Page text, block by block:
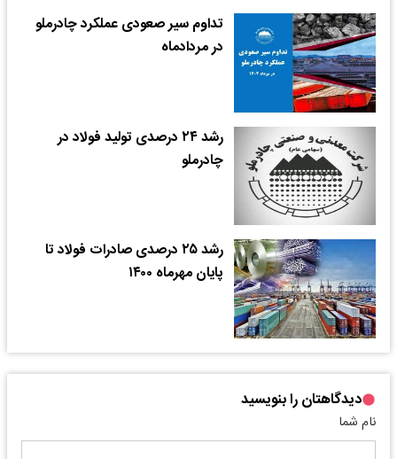
تداوم سیر صعودی عملکرد چادرملو
در مردادماه
رشد ۲۴ درصدی تولید فولاد در
چادرملو
رشد ۲۵ درصدی صادرات فولاد تا
پایان مهرماه ۱۴۰۰
دیدگاهتان را بنویسید
نام شما